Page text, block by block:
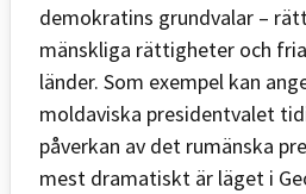
demokratins grundvalar –
mänskliga rättigheter och
länder. Som exempel kan
moldaviska presidentvalet
påverkan av det rumänska
mest dramatiskt är läget i